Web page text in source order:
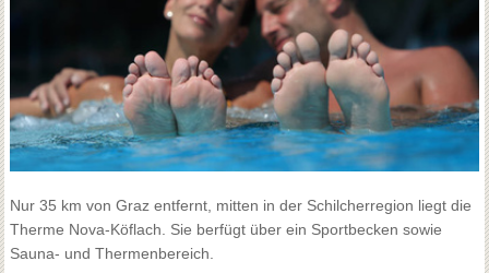
Nur 35 km von Graz entfernt, mitten in der Schilcherregion liegt die
Therme Nova-Köflach. Sie berfügt über ein Sportbecken sowie
Sauna- und Thermenbereich.